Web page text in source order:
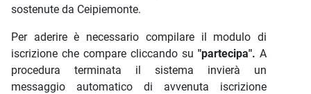
sostenute da Ceipiemonte.
Per aderire è necessario compilare il modulo di
iscrizione che compare cliccando su "partecipa". A
procedura terminata il sistema invierà un
messaggio automatico di avvenuta iscrizione